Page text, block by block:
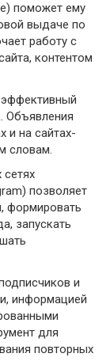
поможет ему
выдаче по
работу с
контентом
Объявления
и на сайтах-
словам.
позволяет
формировать
запускать
и
информацией
для
повторных